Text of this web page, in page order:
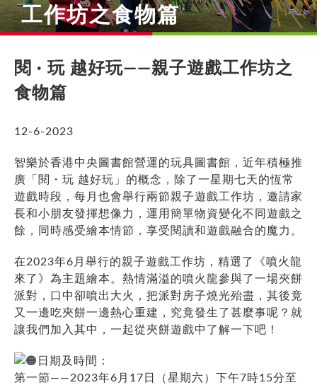
工作坊之食物篇
閱 · 玩 越好玩——親子遊戲工作坊之
食物篇
12-6-2023
智樂於香港中央圖書館營運的玩具圖書館，近年積極推
廣「閱・玩 越好玩」的概念，除了一星期七天的恆常
遊戲時段，每月也會舉行兩節親子遊戲工作坊，邀請家
長和小朋友發揮想像力，運用簡單物資變化不同遊戲之
餘，同時感受繪本情節，享受閱讀和遊戲融合的魔力。
在2023年6月舉行的親子遊戲工作坊，精選了《噴火龍
來了》為主題繪本。熱情滿溢的噴火龍參與了一場夾餅
派對，口中卻噴出大火，把派對房子燒光殆盡，其後竟
又一邊吃夾餅一邊熱心重建，究竟發生了甚麼事呢？就
讓我們加入其中，一起從夾餅遊戲中了解一下吧！
日期及時間：
第一節——2023年6月17日（星期六）下午7時15分至